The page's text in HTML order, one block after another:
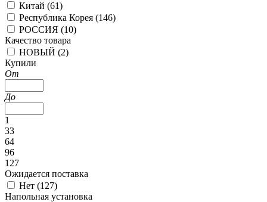
Китай (61)
Республика Корея (146)
РОССИЯ (10)
Качество товара
НОВЫЙ (2)
Купили
От
До
1
33
64
96
127
Ожидается поставка
Нет (127)
Напольная установка